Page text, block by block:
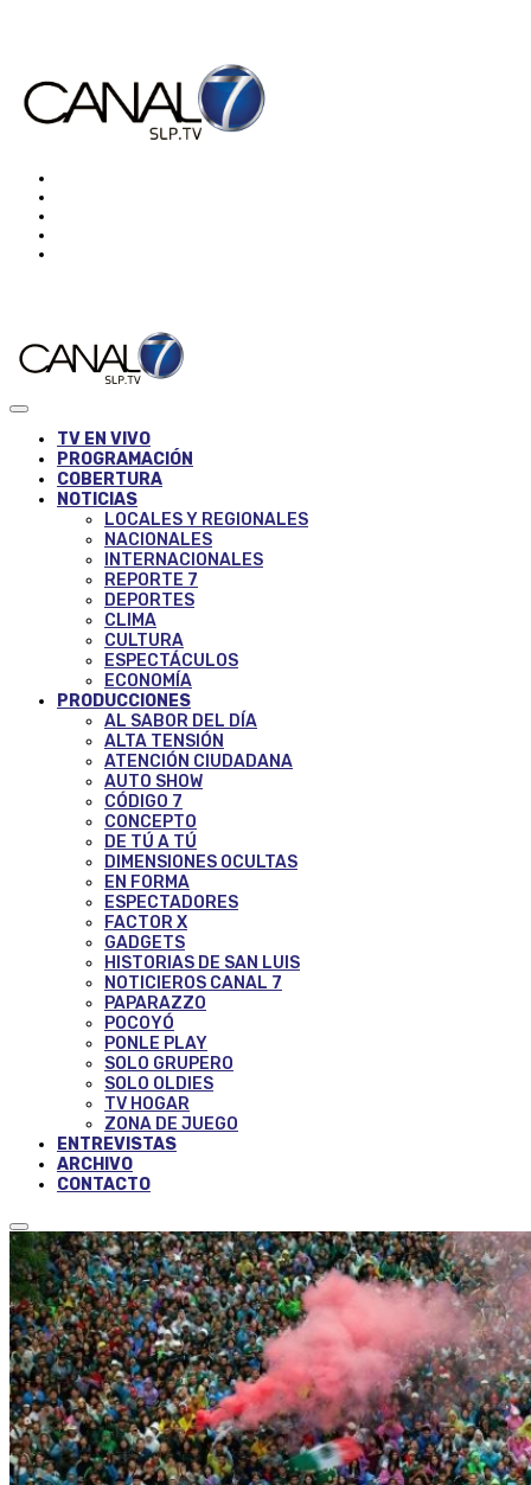
TV EN VIVO
PROGRAMACIÓN
COBERTURA
NOTICIAS
LOCALES Y REGIONALES
NACIONALES
INTERNACIONALES
REPORTE 7
DEPORTES
CLIMA
CULTURA
ESPECTÁCULOS
ECONOMÍA
PRODUCCIONES
AL SABOR DEL DÍA
ALTA TENSIÓN
ATENCIÓN CIUDADANA
AUTO SHOW
CÓDIGO 7
CONCEPTO
DE TÚ A TÚ
DIMENSIONES OCULTAS
EN FORMA
ESPECTADORES
FACTOR X
GADGETS
HISTORIAS DE SAN LUIS
NOTICIEROS CANAL 7
PAPARAZZO
POCOYÓ
PONLE PLAY
SOLO GRUPERO
SOLO OLDIES
TV HOGAR
ZONA DE JUEGO
ENTREVISTAS
ARCHIVO
CONTACTO